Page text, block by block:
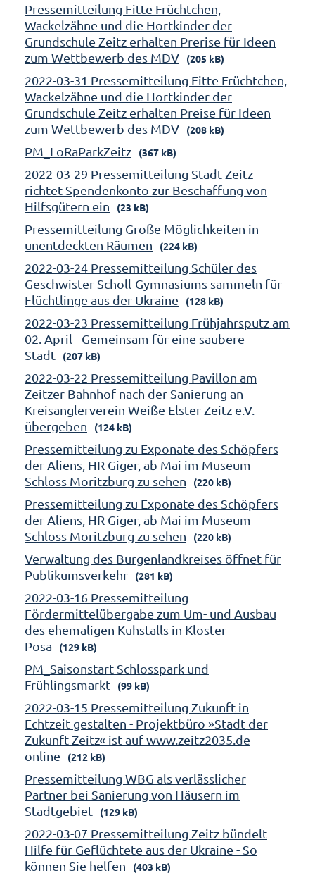
Pressemitteilung Fitte Früchtchen,
Wackelzähne und die Hortkinder der
Grundschule Zeitz erhalten Prerise für Ideen
zum Wettbewerb des MDV
(205 kB)
2022-03-31 Pressemitteilung Fitte Früchtchen,
Wackelzähne und die Hortkinder der
Grundschule Zeitz erhalten Preise für Ideen
zum Wettbewerb des MDV
(208 kB)
PM_LoRaParkZeitz (367 kB)
2022-03-29 Pressemitteilung Stadt Zeitz
richtet Spendenkonto zur Beschaffung von
Hilfsgütern ein
(23 kB)
Pressemitteilung Große Möglichkeiten in
unentdeckten Räumen
(224 kB)
2022-03-24 Pressemitteilung Schüler des
Geschwister-Scholl-Gymnasiums sammeln für
Flüchtlinge aus der Ukraine
(128 kB)
2022-03-23 Pressemitteilung Frühjahrsputz am
02. April - Gemeinsam für eine saubere
Stadt
(207 kB)
2022-03-22 Pressemitteilung Pavillon am
Zeitzer Bahnhof nach der Sanierung an
Kreisanglerverein Weiße Elster Zeitz e.V.
übergeben
(124 kB)
Pressemitteilung zu Exponate des Schöpfers
der Aliens, HR Giger, ab Mai im Museum
Schloss Moritzburg zu sehen
(220 kB)
Pressemitteilung zu Exponate des Schöpfers
der Aliens, HR Giger, ab Mai im Museum
Schloss Moritzburg zu sehen
(220 kB)
Verwaltung des Burgenlandkreises öffnet für
Publikumsverkehr
(281 kB)
2022-03-16 Pressemitteilung
Fördermittelübergabe zum Um- und Ausbau
des ehemaligen Kuhstalls in Kloster
Posa
(129 kB)
PM_Saisonstart Schlosspark und
Frühlingsmarkt
(99 kB)
2022-03-15 Pressemitteilung Zukunft in
Echtzeit gestalten - Projektbüro »Stadt der
Zukunft Zeitz« ist auf www.zeitz2035.de
online
(212 kB)
Pressemitteilung WBG als verlässlicher
Partner bei Sanierung von Häusern im
Stadtgebiet
(129 kB)
2022-03-07 Pressemitteilung Zeitz bündelt
Hilfe für Geflüchtete aus der Ukraine - So
können Sie helfen
(403 kB)